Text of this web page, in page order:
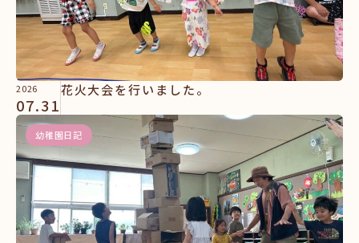
2026
07.31
花火大会を行いました。
幼稚園日記